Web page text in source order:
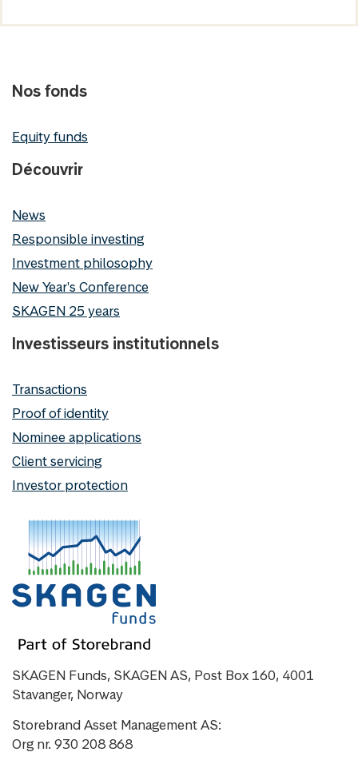
Nos fonds
Equity funds
Découvrir
News
Responsible investing
Investment philosophy
New Year's Conference
SKAGEN 25 years
Investisseurs institutionnels
Transactions
Proof of identity
Nominee applications
Client servicing
Investor protection
SKAGEN Funds, SKAGEN AS, Post Box 160, 4001
Stavanger, Norway
Storebrand Asset Management AS:
Org nr. 930 208 868